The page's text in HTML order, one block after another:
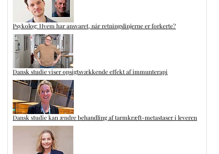
Psykolog: Hvem har ansvaret, når retningslinjerne er forkerte?
Dansk studie viser opsigtsvækkende effekt af immunterapi
Dansk studie kan ændre behandling af tarmkræft-metastaser i leveren